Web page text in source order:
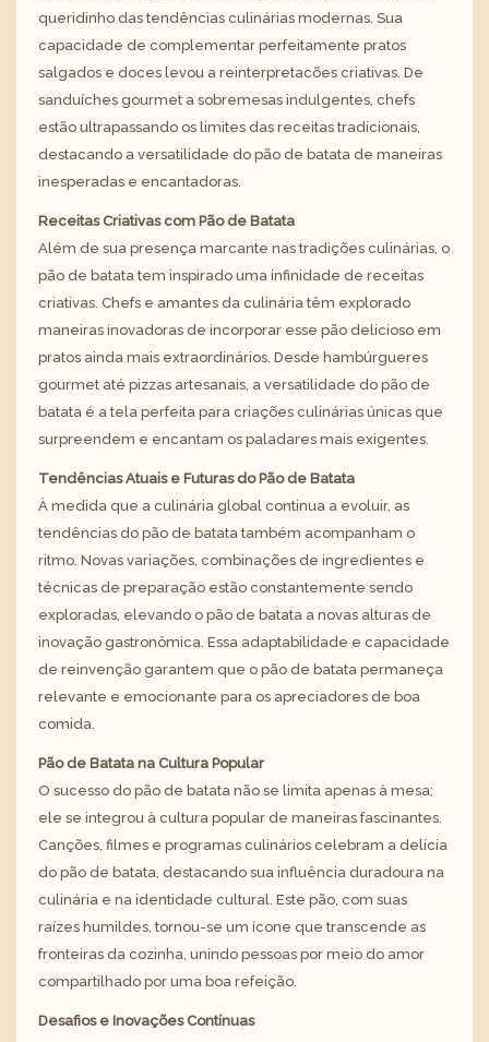
queridinho das tendências culinárias modernas. Sua
capacidade de complementar perfeitamente pratos
salgados e doces levou a reinterpretacões criativas. De
sanduíches gourmet a sobremesas indulgentes, chefs
estão ultrapassando os limites das receitas tradicionais,
destacando a versatilidade do pão de batata de maneiras
inesperadas e encantadoras.
Receitas Criativas com Pão de Batata
Além de sua presença marcante nas tradições culinárias, o
pão de batata tem inspirado uma infinidade de receitas
criativas. Chefs e amantes da culinária têm explorado
maneiras inovadoras de incorporar esse pão delicioso em
pratos ainda mais extraordinários. Desde hambúrgueres
gourmet até pizzas artesanais, a versatilidade do pão de
batata é a tela perfeita para criações culinárias únicas que
surpreendem e encantam os paladares mais exigentes.
Tendências Atuais e Futuras do Pão de Batata
À medida que a culinária global continua a evoluir, as
tendências do pão de batata também acompanham o
ritmo. Novas variações, combinações de ingredientes e
técnicas de preparação estão constantemente sendo
exploradas, elevando o pão de batata a novas alturas de
inovação gastronômica. Essa adaptabilidade e capacidade
de reinvenção garantem que o pão de batata permaneça
relevante e emocionante para os apreciadores de boa
comida.
Pão de Batata na Cultura Popular
O sucesso do pão de batata não se limita apenas à mesa;
ele se integrou à cultura popular de maneiras fascinantes.
Canções, filmes e programas culinários celebram a delícia
do pão de batata, destacando sua influência duradoura na
culinária e na identidade cultural. Este pão, com suas
raízes humildes, tornou-se um ícone que transcende as
fronteiras da cozinha, unindo pessoas por meio do amor
compartilhado por uma boa refeição.
Desafios e Inovações Contínuas